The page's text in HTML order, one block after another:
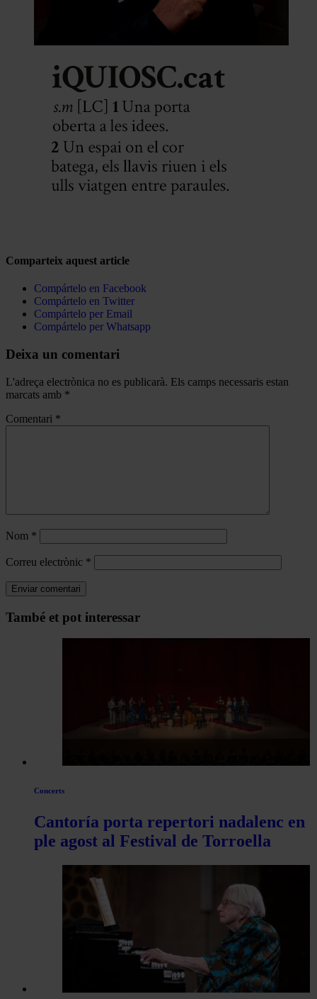
Comparteix aquest article
Compártelo en Facebook
Compártelo en Twitter
Compártelo per Email
Compártelo per Whatsapp
Deixa un comentari
L'adreça electrònica no es publicarà. Els camps necessaris estan
marcats amb *
Comentari *
Nom *
Correu electrònic *
Navegar
També et pot interessar
Concerts
Cantoría porta repertori nadalenc en
ple agost al Festival de Torroella